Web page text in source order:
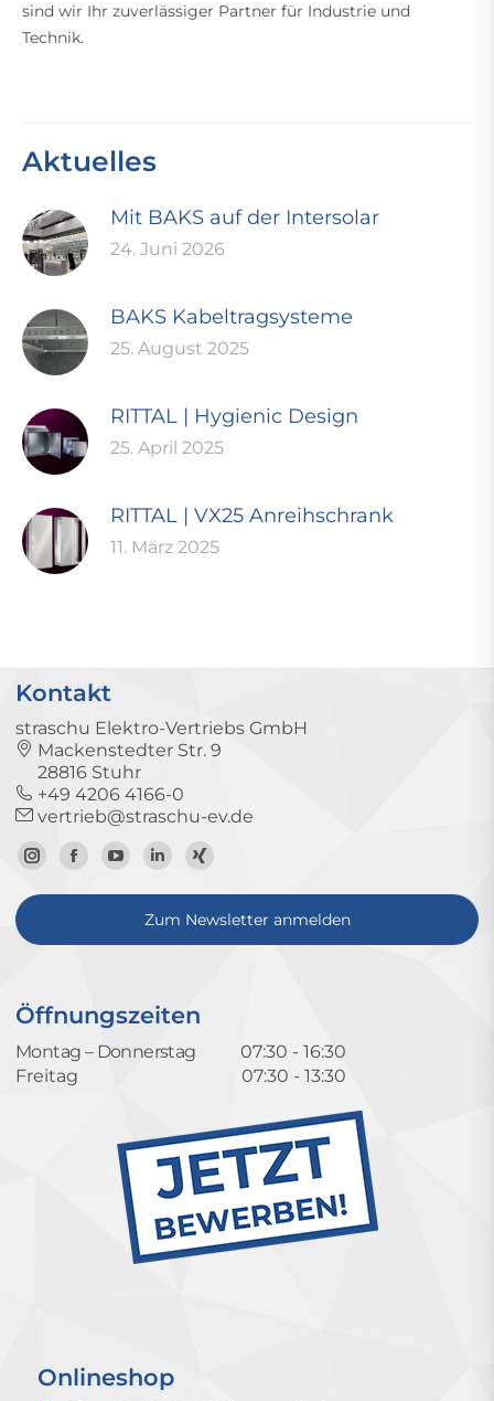
sind wir Ihr zuverlässiger Partner für Industrie und
Technik.
Aktuelles
Mit BAKS auf der Intersolar
24. Juni 2026
BAKS Kabeltragsysteme
25. August 2025
RITTAL | Hygienic Design
25. April 2025
RITTAL | VX25 Anreihschrank
11. März 2025
Kontakt
straschu Elektro-Vertriebs GmbH
Mackenstedter Str. 9
28816 Stuhr
+49 4206 4166-0
vertrieb@straschu-ev.de
Zum
Instagram-
Zur
Facebook-
Zum
YouTube-
Kanal
Zum
LinkedIn-
Profil
Zum
Xing-
Profil
Zum Newsletter anmelden
Öffnungszeiten
Montag – Donnerstag
07:30 - 16:30
Freitag
07:30 - 13:30
Onlineshop